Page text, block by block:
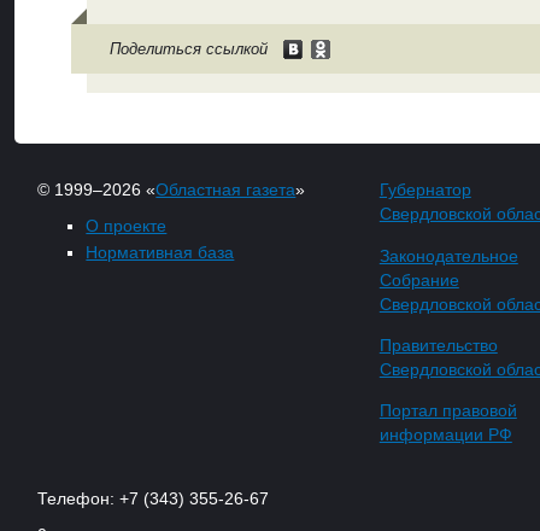
Поделиться ссылкой
© 1999–2026 «Областная газета»
О проекте
Нормативная база
Губернатор
Свердловской
Законодательное
Собрание
Свердловской
Правительство
Свердловской
Портал правовой
информации РФ
Телефон: +7 (343) 355-26-67